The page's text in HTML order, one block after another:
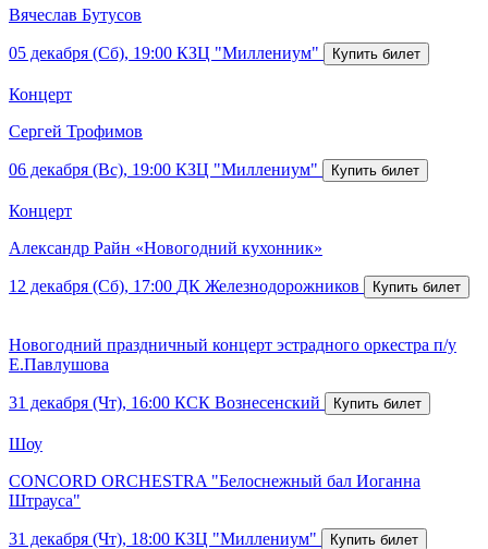
Вячеслав Бутусов
05 декабря (Сб), 19:00 КЗЦ "Миллениум"
Концерт
Сергей Трофимов
06 декабря (Вс), 19:00 КЗЦ "Миллениум"
Концерт
Александр Райн «Новогодний кухонник»
12 декабря (Сб), 17:00 ДК Железнодорожников
Новогодний праздничный концерт эстрадного оркестра п/у
Е.Павлушова
31 декабря (Чт), 16:00 КСК Вознесенский
Шоу
CONCORD ORCHESTRA "Белоснежный бал Иоганна
Штрауса"
31 декабря (Чт), 18:00 КЗЦ "Миллениум"